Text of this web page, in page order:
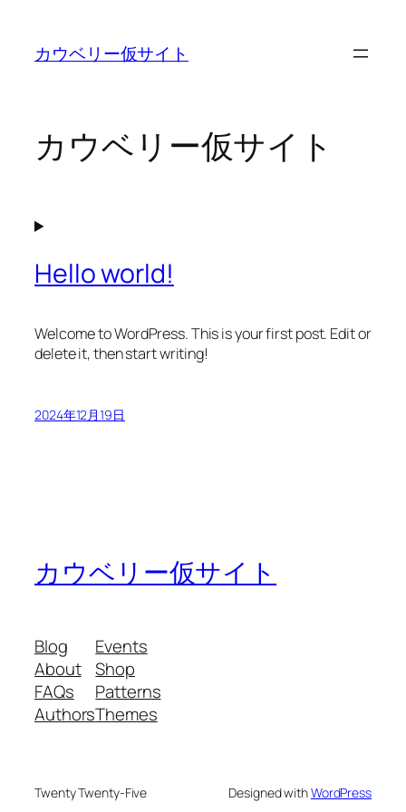
カウベリー仮サイト
カウベリー仮サイト
Hello world!
Welcome to WordPress. This is your first post. Edit or
delete it, then start writing!
2024年12月19日
カウベリー仮サイト
Blog
About
FAQs
Authors
Events
Shop
Patterns
Themes
Twenty Twenty-Five Designed withWordPress